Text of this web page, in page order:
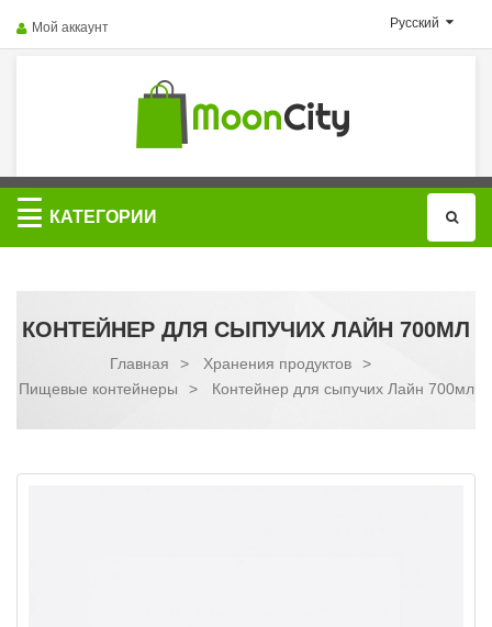
Русский
Мой аккаунт
Категории
КАТЕГОРИИ
КОНТЕЙНЕР ДЛЯ СЫПУЧИХ ЛАЙН 700МЛ
Главная > Хранения продуктов
>
Пищевые контейнеры
> Контейнер для сыпучих Лайн 700мл